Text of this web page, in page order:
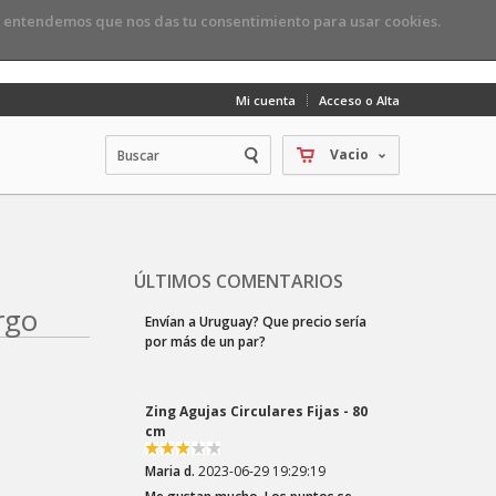
entendemos que nos das tu consentimiento para usar cookies.
Mi cuenta Acceso o Alta
Vacio
ÚLTIMOS COMENTARIOS
Zing Agujas Circulares Fijas - 80
cm
Me gustan mucho. Los puntos se
deslizan muy bien
Zing Dobles Puntas - 15 cm